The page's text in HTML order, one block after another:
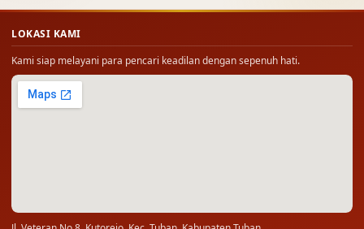
Kami siap melayani para pencari keadilan dengan sepenuh hati.